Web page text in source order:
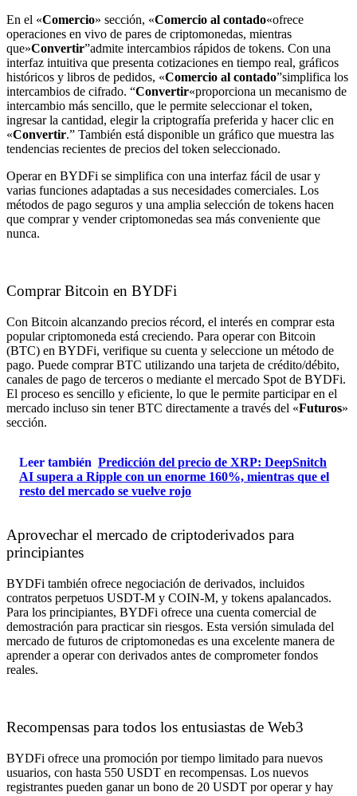
En el «Comercio» sección, «Comercio al contado«ofrece
operaciones en vivo de pares de criptomonedas, mientras
que»Convertir”admite intercambios rápidos de tokens. Con una
interfaz intuitiva que presenta cotizaciones en tiempo real, gráficos
históricos y libros de pedidos, «Comercio al contado”simplifica los
intercambios de cifrado. “Convertir«proporciona un mecanismo de
intercambio más sencillo, que le permite seleccionar el token,
ingresar la cantidad, elegir la criptografía preferida y hacer clic en
«Convertir.” También está disponible un gráfico que muestra las
tendencias recientes de precios del token seleccionado.
Operar en BYDFi se simplifica con una interfaz fácil de usar y
varias funciones adaptadas a sus necesidades comerciales. Los
métodos de pago seguros y una amplia selección de tokens hacen
que comprar y vender criptomonedas sea más conveniente que
nunca.
Comprar Bitcoin en BYDFi
Con Bitcoin alcanzando precios récord, el interés en comprar esta
popular criptomoneda está creciendo. Para operar con Bitcoin
(BTC) en BYDFi, verifique su cuenta y seleccione un método de
pago. Puede comprar BTC utilizando una tarjeta de crédito/débito,
canales de pago de terceros o mediante el mercado Spot de BYDFi.
El proceso es sencillo y eficiente, lo que le permite participar en el
mercado incluso sin tener BTC directamente a través del «Futuros»
sección.
Leer también Predicción del precio de XRP: DeepSnitch
AI supera a Ripple con un enorme 160%, mientras que el
resto del mercado se vuelve rojo
Aprovechar el mercado de criptoderivados para
principiantes
BYDFi también ofrece negociación de derivados, incluidos
contratos perpetuos USDT-M y COIN-M, y tokens apalancados.
Para los principiantes, BYDFi ofrece una cuenta comercial de
demostración para practicar sin riesgos. Esta versión simulada del
mercado de futuros de criptomonedas es una excelente manera de
aprender a operar con derivados antes de comprometer fondos
reales.
Recompensas para todos los entusiastas de Web3
BYDFi ofrece una promoción por tiempo limitado para nuevos
usuarios, con hasta 550 USDT en recompensas. Los nuevos
registrantes pueden ganar un bono de 20 USDT por operar y hay